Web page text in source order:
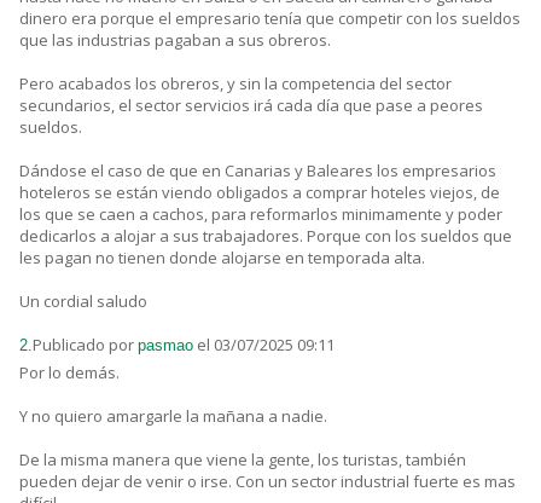
dinero era porque el empresario tenía que competir con los sueldos
que las industrias pagaban a sus obreros.
Pero acabados los obreros, y sin la competencia del sector
secundarios, el sector servicios irá cada día que pase a peores
sueldos.
Dándose el caso de que en Canarias y Baleares los empresarios
hoteleros se están viendo obligados a comprar hoteles viejos, de
los que se caen a cachos, para reformarlos minimamente y poder
dedicarlos a alojar a sus trabajadores. Porque con los sueldos que
les pagan no tienen donde alojarse en temporada alta.
Un cordial saludo
2.Publicado por pasmao el 03/07/2025 09:11
Por lo demás.
Y no quiero amargarle la mañana a nadie.
De la misma manera que viene la gente, los turistas, también
pueden dejar de venir o irse. Con un sector industrial fuerte es mas